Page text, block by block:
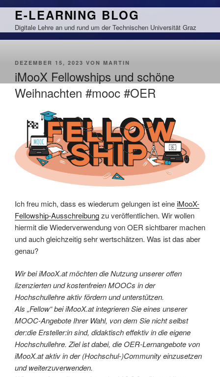
Zum
springen
E-LEARNING BLOG
Digitale Lehre an und rund um der Technischen Universität Graz
VERÖFFENTLICHT
DEZEMBER 15, 2023 VON MARTIN
iMooX Fellowships und schöne
Weihnachten #mooc #OER
Ich freu mich, dass es wiederum gelungen ist eineiMooX-
Fellowship-Ausschreibungzu veröffentlichen. Wir wollen
hiermit die Wiederverwendung von OER sichtbarer machen
und auch gleichzeitig sehr wertschätzen. Was ist das aber
genau?
Wir bei iMooX.at möchten die Nutzung unserer offen
lizenzierten und kostenfreien MOOCs in der
Hochschullehre aktiv fördern und unterstützen.
Als „Fellow“ bei iMooX.at integrieren Sie eines unserer
MOOC-Angebote Ihrer Wahl, von dem Sie nicht selbst
der:die Ersteller:in sind, didaktisch effektiv in die eigene
Hochschullehre. Ziel ist dabei, die OER-Lernangebote von
iMooX.at aktiv in der (Hochschul-)Community einzusetzen
und weiterzuverwenden.